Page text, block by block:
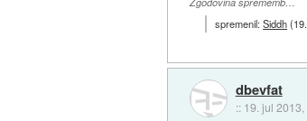
spremenil:Siddh(
dbevfat
:: 19. jul 2013,